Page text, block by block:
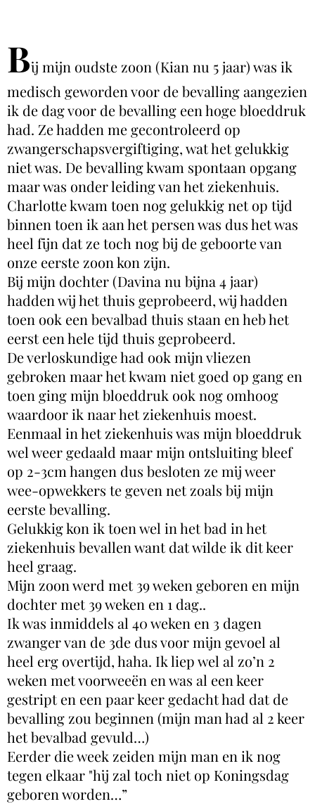
Bij mijn oudste zoon (Kian nu 5 jaar) was ik
medisch geworden voor de bevalling aangezien
ik de dag voor de bevalling een hoge bloeddruk
had. Ze hadden me gecontroleerd op
zwangerschapsvergiftiging, wat het gelukkig
niet was. De bevalling kwam spontaan opgang
maar was onder leiding van het ziekenhuis.
Charlotte kwam toen nog gelukkig net op tijd
binnen toen ik aan het persen was dus het was
heel fijn dat ze toch nog bij de geboorte van
onze eerste zoon kon zijn.
Bij mijn dochter (Davina nu bijna 4 jaar)
hadden wij het thuis geprobeerd, wij hadden
toen ook een bevalbad thuis staan en heb het
eerst een hele tijd thuis geprobeerd.
De verloskundige had ook mijn vliezen
gebroken maar het kwam niet goed op gang en
toen ging mijn bloeddruk ook nog omhoog
waardoor ik naar het ziekenhuis moest.
Eenmaal in het ziekenhuis was mijn bloeddruk
wel weer gedaald maar mijn ontsluiting bleef
op 2-3cm hangen dus besloten ze mij weer
wee-opwekkers te geven net zoals bij mijn
eerste bevalling.
Gelukkig kon ik toen wel in het bad in het
ziekenhuis bevallen want dat wilde ik dit keer
heel graag.
Mijn zoon werd met 39 weken geboren en mijn
dochter met 39 weken en 1 dag..
Ik was inmiddels al 40 weken en 3 dagen
zwanger van de 3de dus voor mijn gevoel al
heel erg overtijd, haha. Ik liep wel al zo’n 2
weken met voorweeën en was al een keer
gestript en een paar keer gedacht had dat de
bevalling zou beginnen (mijn man had al 2 keer
het bevalbad gevuld…)
Eerder die week zeiden mijn man en ik nog
tegen elkaar "hij zal toch niet op Koningsdag
geboren worden…”